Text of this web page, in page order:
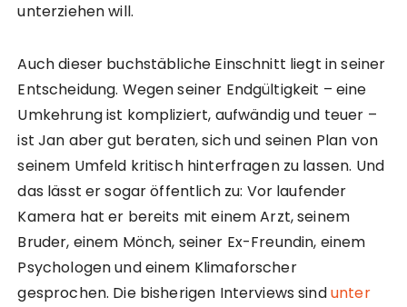
unterziehen will.
Auch dieser buchstäbliche Einschnitt liegt in seiner
Entscheidung. Wegen seiner Endgültigkeit – eine
Umkehrung ist kompliziert, aufwändig und teuer –
ist Jan aber gut beraten, sich und seinen Plan von
seinem Umfeld kritisch hinterfragen zu lassen. Und
das lässt er sogar öffentlich zu: Vor laufender
Kamera hat er bereits mit einem Arzt, seinem
Bruder, einem Mönch, seiner Ex-Freundin, einem
Psychologen und einem Klimaforscher
gesprochen. Die bisherigen Interviews sindunter